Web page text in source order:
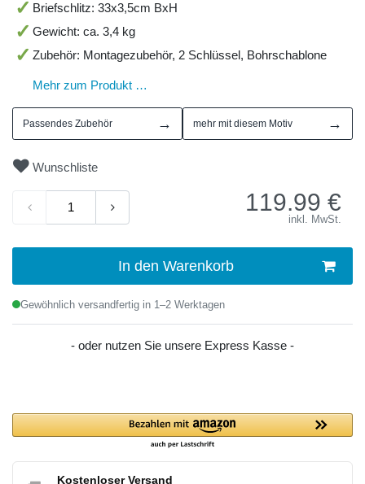
Briefschlitz: 33x3,5cm BxH
Gewicht: ca. 3,4 kg
Zubehör: Montagezubehör, 2 Schlüssel, Bohrschablone
Mehr zum Produkt …
Passendes Zubehör → mehr mit diesem Motiv →
Wunschliste
119.99 €
inkl. MwSt.
In den Warenkorb
Gewöhnlich versandfertig in 1–2 Werktagen
- oder nutzen Sie unsere Express Kasse -
Kostenloser Versand